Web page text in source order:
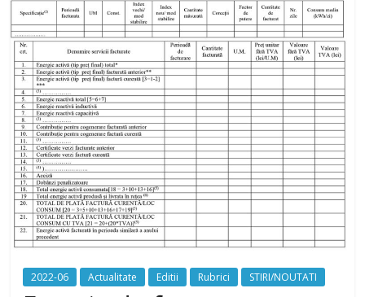
2022-06 Actualitate Editii Rubrici STIRI/NOUTATI